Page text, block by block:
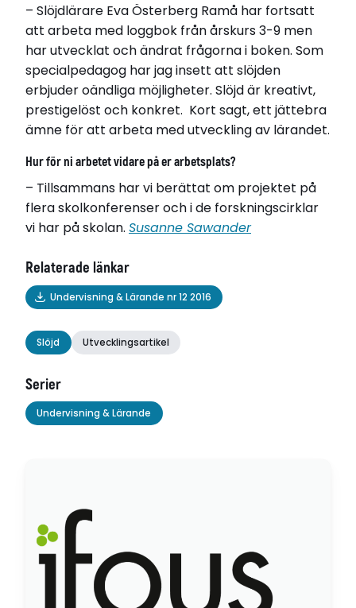
– Slöjdlärare Eva Österberg Ramå har fortsatt
att arbeta med loggbok från årskurs 3-9 men
har utvecklat och ändrat frågorna i boken. Som
specialpedagog har jag insett att slöjden
erbjuder oändliga möjligheter. Slöjd är kreativt,
prestigelöst och konkret. Kort sagt, ett jättebra
ämne för att arbeta med utveckling av lärandet.
Hur för ni arbetet vidare på er arbetsplats?
– Tillsammans har vi berättat om projektet på
flera skolkonferenser och i de forskningscirklar
vi har på skolan. Susanne Sawander
Relaterade länkar
Undervisning & Lärande nr 12 2016
Slöjd Utvecklingsartikel
Serier
Undervisning & Lärande